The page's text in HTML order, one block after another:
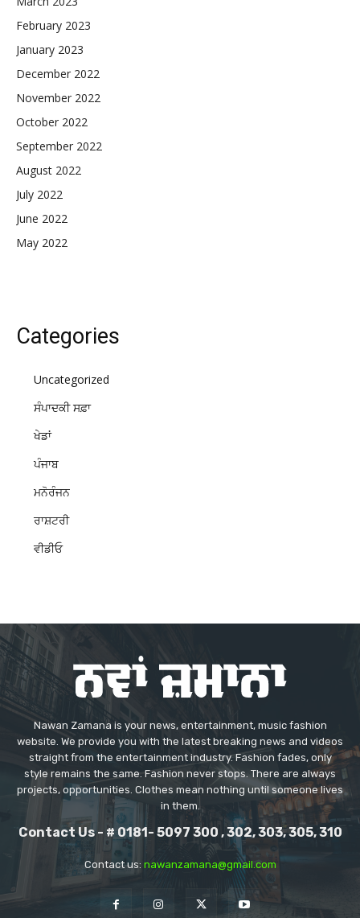
February 2023
January 2023
December 2022
November 2022
October 2022
September 2022
August 2022
July 2022
June 2022
May 2022
Categories
Uncategorized
ਸੰਪਾਦਕੀ ਸਫ਼ਾ
ਖੇਡਾਂ
ਪੰਜਾਬ
ਮਨੋਰੰਜਨ
ਰਾਸ਼ਟਰੀ
ਵੀਡੀਓ
Nawan Zamana is your news, entertainment, music fashion
website. We provide you with the latest breaking news and videos
straight from the entertainment industry. Fashion fades, only
style remains the same. Fashion never stops. There are always
projects, opportunities. Clothes mean nothing until someone lives
in them.
Contact Us - # 0181- 5097 300 , 302, 303, 305, 310
Contact us: nawanzamana@gmail.com